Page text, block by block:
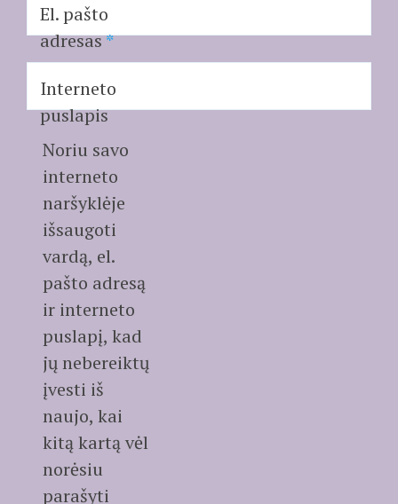
El. pašto
adresas*
Interneto
puslapis
Noriu savo
interneto
naršyklėje
išsaugoti
vardą, el.
pašto adresą
ir interneto
puslapį, kad
jų nebereiktų
įvesti iš
naujo, kai
kitą kartą vėl
norėsiu
parašyti